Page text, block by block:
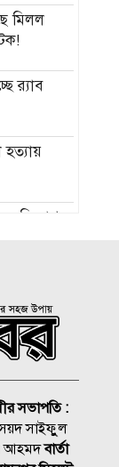
মিলল
র‍্যাব
হত্যায়
বড় নিয়োগ
উদ্যোগে
আলোচনা
‘আই লাভ
সভাপতি :
সাইফুুল
আহমদবার্তা